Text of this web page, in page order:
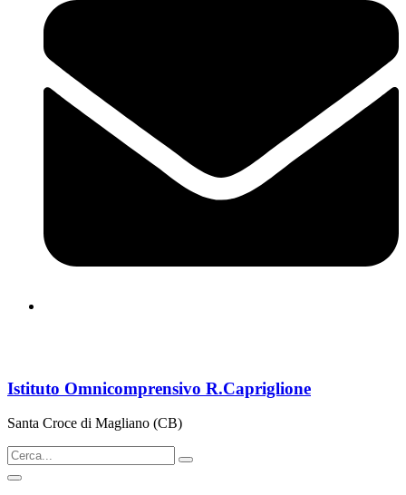
Istituto Omnicomprensivo R.Capriglione
Santa Croce di Magliano (CB)